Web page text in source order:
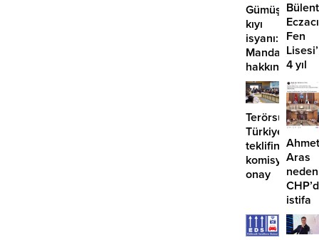
Gümüşlük’te
kıyı
isyanı:
Mandalinci
hakkında
suç
duyurusu
Bülent
Fen
4 yıl
geçti,
hâlâ
proje
Terörsüz
Türkiye
teklifine
komisyondan
onay
Ahmet
Aras
neden
istifa